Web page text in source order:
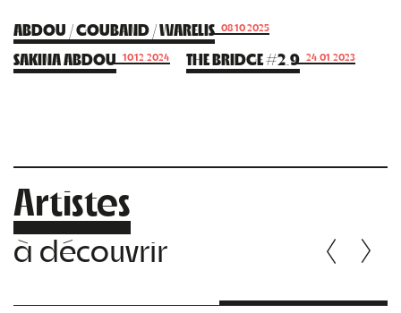
ABDOU / GOUBAND / WARELIS 08.10.2025
SAKINA ABDOU 10.12.2024 THE BRIDGE #2.9 24.01.2023
Artistes
à découvrir